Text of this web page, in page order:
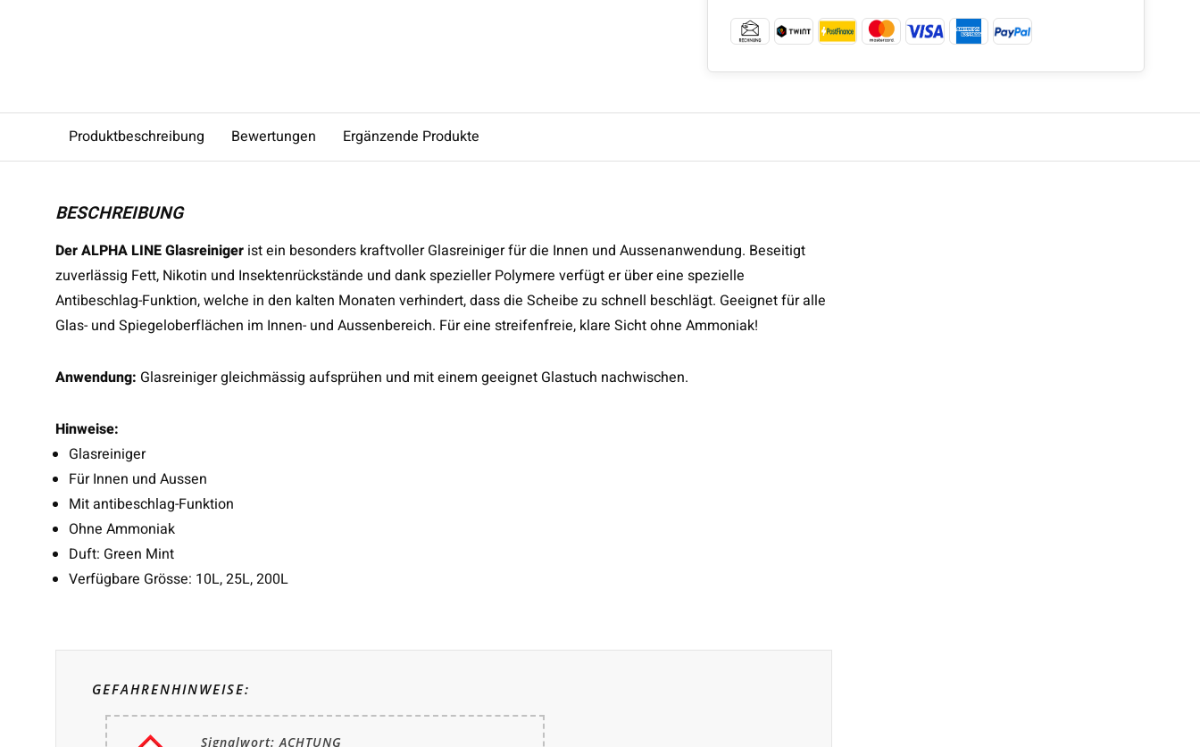
Produktbeschreibung Bewertungen Ergänzende Produkte
BESCHREIBUNG
Der ALPHA LINE Glasreiniger ist ein besonders kraftvoller Glasreiniger für die Innen und Aussenanwendung. Beseitigt
zuverlässig Fett, Nikotin und Insektenrückstände und dank spezieller Polymere verfügt er über eine spezielle
Antibeschlag-Funktion, welche in den kalten Monaten verhindert, dass die Scheibe zu schnell beschlägt. Geeignet für alle
Glas- und Spiegeloberflächen im Innen- und Aussenbereich. Für eine streifenfreie, klare Sicht ohne Ammoniak!
Anwendung: Glasreiniger gleichmässig aufsprühen und mit einem geeignet Glastuch nachwischen.
Hinweise:
Glasreiniger
Für Innen und Aussen
Mit antibeschlag-Funktion
Ohne Ammoniak
Duft: Green Mint
Verfügbare Grösse: 10L, 25L, 200L
GEFAHRENHINWEISE:
Signalwort: ACHTUNG